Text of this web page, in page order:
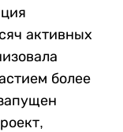
активных
более